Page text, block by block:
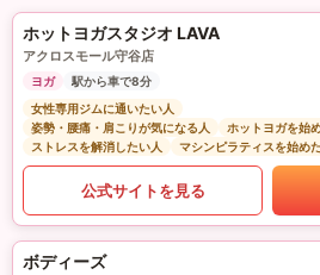
ホットヨガスタジオ LAVA
アクロスモール守谷店
ヨガ
駅から車で8分
女性専用ジムに通いたい人
姿勢・腰痛・肩こりが気になる人
ホットヨガを始
ストレスを解消したい人
マシンピラティスを始め
公式サイトを見る
ボディーズ